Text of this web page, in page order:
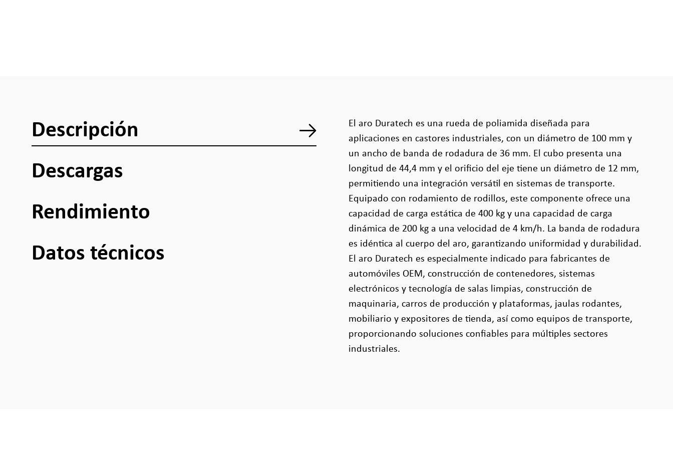
Descripción
Descargas
Rendimiento
Datos técnicos
El aro Duratech es una rueda de poliamida diseñada para
aplicaciones en castores industriales, con un diámetro de 100 mm y
un ancho de banda de rodadura de 36 mm. El cubo presenta una
longitud de 44,4 mm y el orificio del eje tiene un diámetro de 12 mm,
permitiendo una integración versátil en sistemas de transporte.
Equipado con rodamiento de rodillos, este componente ofrece una
capacidad de carga estática de 400 kg y una capacidad de carga
dinámica de 200 kg a una velocidad de 4 km/h. La banda de rodadura
es idéntica al cuerpo del aro, garantizando uniformidad y durabilidad.
El aro Duratech es especialmente indicado para fabricantes de
automóviles OEM, construcción de contenedores, sistemas
electrónicos y tecnología de salas limpias, construcción de
maquinaria, carros de producción y plataformas, jaulas rodantes,
mobiliario y expositores de tienda, así como equipos de transporte,
proporcionando soluciones confiables para múltiples sectores
industriales.